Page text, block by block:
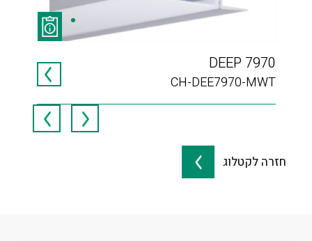
DEEP 7970
CH-DEE7970-MWT
חזרה לקטלוג